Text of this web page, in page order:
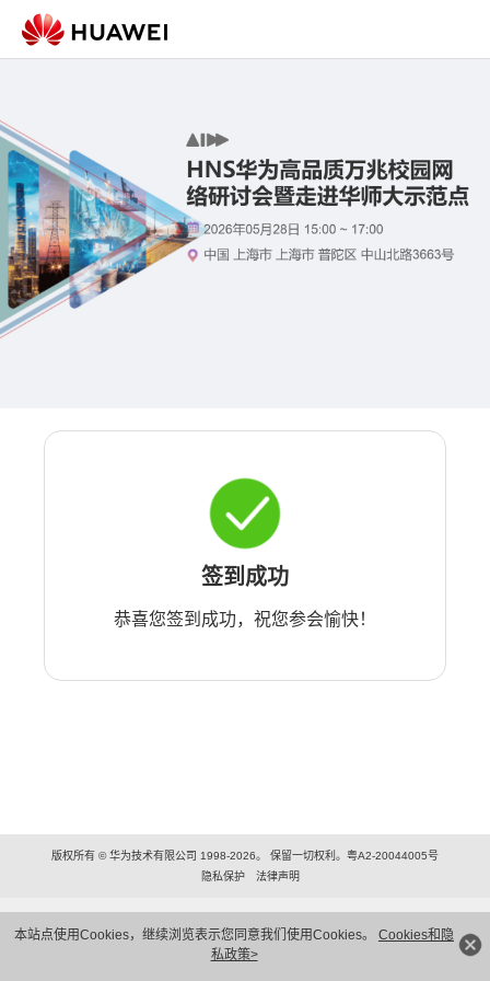
本站点使用Cookies，继续浏览表示您同意我们使用Cookies。 Cookies和隐
私政策>
签到成功
恭喜您签到成功，祝您参会愉快！
版权所有 © 华为技术有限公司 1998-2026。 保留一切权利。粤A2-20044005号
隐私保护
法律声明